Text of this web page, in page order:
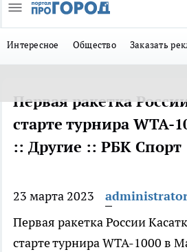
Интересное Общество Заказать
Первая ракетка
старте турнира WTA-
:: Другие :: РБК Спорт
23 марта 2023
Первая ракетка России
старте турнира WTA-1000 в